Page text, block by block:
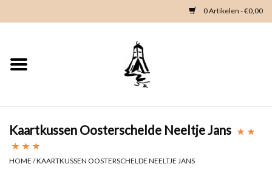
0 Artikelen - €0,00
Home
Kleding
Zeeland en Zeeuwse knop
Kaartkussen Oosterschelde Neeltje Jans
HOME /KAARTKUSSEN OOSTERSCHELDE NEELTJE JANS